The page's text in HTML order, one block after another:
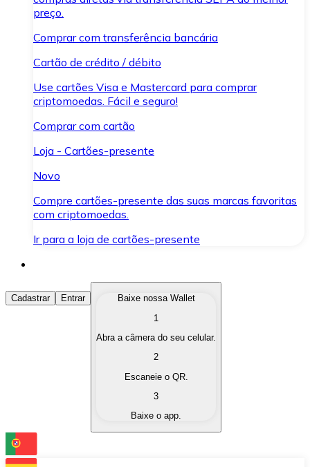
preço.
Comprar com transferência bancária
Cartão de crédito / débito
Use cartões Visa e Mastercard para comprar
criptomoedas. Fácil e seguro!
Comprar com cartão
Loja - Cartões-presente
Novo
Compre cartões-presente das suas marcas favoritas
com criptomoedas.
Ir para a loja de cartões-presente
Comprar Criptomoedas
Compre as criptomoedas de seu interesse de forma
Converta suas criptomoedas em moeda fiduciária
Troque uma criptomoeda por outra
Cadastrar Entrar
Baixe nossa Wallet
1
Abra a câmera do seu celular.
2
Escaneie o QR.
3
Baixe o app.